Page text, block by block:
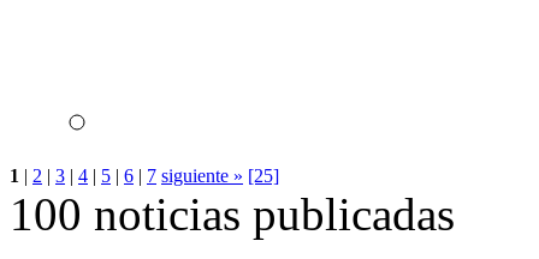
1 | 2 | 3 | 4 | 5 | 6 | 7 siguiente » [25]
100 noticias publicadas